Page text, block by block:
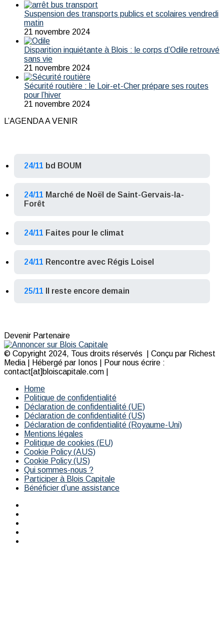
Suspension des transports publics et scolaires vendredi
matin
21 novembre 2024
Disparition inquiétante à Blois : le corps d’Odile retrouvé
sans vie
21 novembre 2024
Sécurité routière : le Loir-et-Cher prépare ses routes
pour l’hiver
21 novembre 2024
L’AGENDA A VENIR
24/11 bd BOUM
24/11 Marché de Noël de Saint-Gervais-la-
Forêt
24/11 Faites pour le climat
24/11 Rencontre avec Régis Loisel
25/11 Il reste encore demain
Devenir Partenaire
© Copyright 2024, Tous droits réservés | Conçu par Richest
Media | Hébergé par Ionos | Pour nous écrire :
contact[at]bloiscapitale.com |
Home
Politique de confidentialité
Déclaration de confidentialité (UE)
Déclaration de confidentialité (US)
Déclaration de confidentialité (Royaume-Uni)
Mentions légales
Politique de cookies (EU)
Cookie Policy (AUS)
Cookie Policy (US)
Qui sommes-nous ?
Participer à Blois Capitale
Bénéficier d’une assistance